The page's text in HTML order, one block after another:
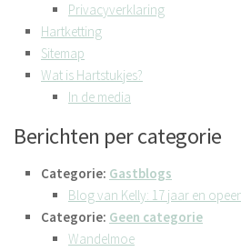
Privacyverklaring
Hartketting
Sitemap
Wat is Hartstukjes?
In de media
Berichten per categorie
Categorie: Gastblogs
Blog van Kelly: 17 jaar en
Categorie: Geen categorie
Wandelmoe